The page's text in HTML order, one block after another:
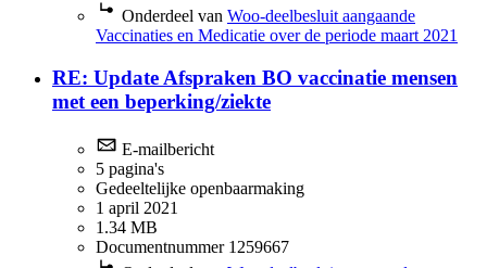
Onderdeel van Woo-deelbesluit aangaande
Vaccinaties en Medicatie over de periode maart 2021
RE: Update Afspraken BO vaccinatie mensen
met een beperking/ziekte
E-mailbericht
5 pagina's
Gedeeltelijke openbaarmaking
1 april 2021
1.34 MB
Documentnummer 1259667